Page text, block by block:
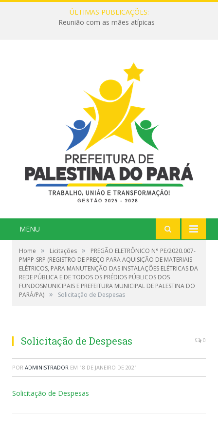
ÚLTIMAS PUBLICAÇÕES:
Reunião com as mães atípicas
MENU
Home » Licitações »
PREGÃO ELETRÔNICO N° PE/2020.007-
PMPP-SRP (REGISTRO DE PREÇO PARA AQUISIÇÃO DE MATERIAIS
ELÉTRICOS, PARA MANUTENÇÃO DAS INSTALAÇÕES ELÉTRICAS DA
REDE PÚBLICA E DE TODOS OS PRÉDIOS PÚBLICOS DOS
FUNDOSMUNICIPAIS E PREFEITURA MUNICIPAL DE PALESTINA DO
PARÁ/PA) » Solicitação de Despesas
Solicitação de Despesas 0
POR ADMINISTRADOR EM 18 DE JANEIRO DE 2021
Solicitação de Despesas